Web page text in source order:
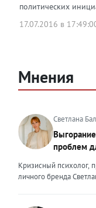
политических
17.07.2016 в
Мнения
Светлана
проблем
Кризисный психолог,
личного бренда